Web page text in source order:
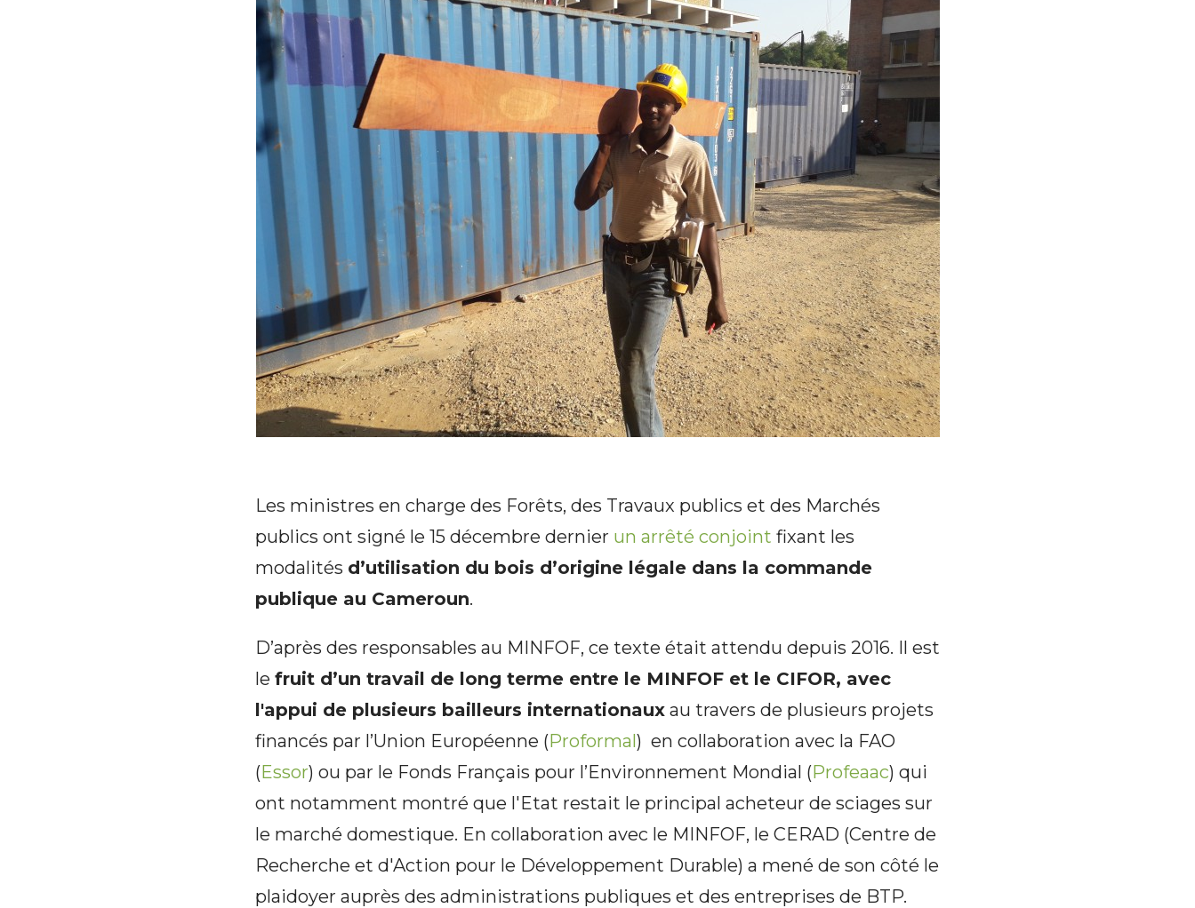
Les ministres en charge des Forêts, des Travaux publics et des Marchés
publics ont signé le 15 décembre dernier un arrêté conjoint fixant les
modalités d’utilisation du bois d’origine légale dans la commande
publique au Cameroun.
D’après des responsables au MINFOF, ce texte était attendu depuis 2016. Il est
le fruit d’un travail de long terme entre le MINFOF et le CIFOR, avec
l'appui de plusieurs bailleurs internationaux au travers de plusieurs projets
financés par l’Union Européenne (Proformal) en collaboration avec la FAO
(Essor) ou par le Fonds Français pour l’Environnement Mondial (Profeaac) qui
ont notamment montré que l'Etat restait le principal acheteur de sciages sur
le marché domestique. En collaboration avec le MINFOF, le CERAD (Centre de
Recherche et d'Action pour le Développement Durable) a mené de son côté le
plaidoyer auprès des administrations publiques et des entreprises de BTP.